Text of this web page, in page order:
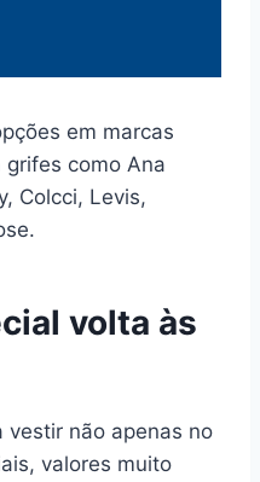
em marcas
como Ana
Colcci, Levis,
volta às
vestir não apenas no
valores muito